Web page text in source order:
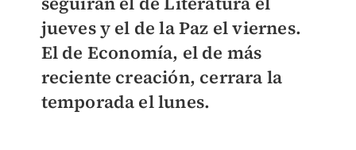
jueves y el de la Paz el viernes.
El de Economía, el de más
reciente creación, cerrara la
temporada el lunes.